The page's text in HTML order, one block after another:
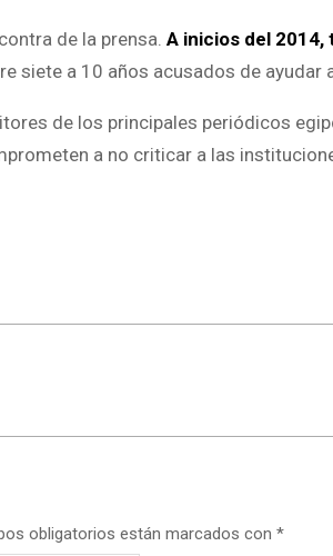
de la prensa. A inicios del
siete a 10 años acusados de ayudar
de los principales periódicos
a no criticar a las
obligatorios están marcados con *